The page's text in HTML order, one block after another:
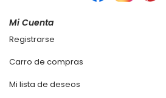
Mi Cuenta
Registrarse
Carro de compras
Mi lista de deseos